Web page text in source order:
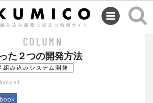
COLUMN
た２つの開発方法
組み込みシステム開発